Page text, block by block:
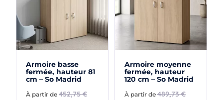
Armoire basse
fermée, hauteur 81
cm – So Madrid
À partir de 452,75 €
Armoire moyenne
fermée, hauteur
120 cm – So Madrid
À partir de 489,73 €